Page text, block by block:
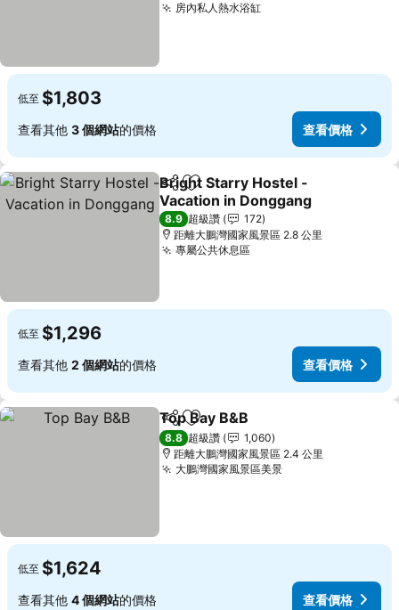
房內私人熱水浴缸查看價格
低至 $1,803
查看其他 3 個網站的價格 查看價格
分享 加入我的最愛
Bright Starry Hostel -
Vacation in Donggang
查看價格
8.9 超級讚
172
距離大鵬灣國家風景區 2.8 公里
專屬公共休息區查看價格
低至 $1,296
查看其他 2 個網站的價格 查看價格
分享 加入我的最愛
Top Bay B&B
8.8 超級讚
1,060
距離大鵬灣國家風景區 2.4 公里
大鵬灣國家風景區美景查看價格
低至 $1,624
查看其他 4 個網站的價格 查看價格